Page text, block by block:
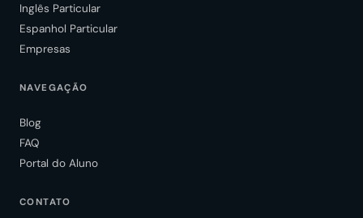
Inglês Particular
Espanhol Particular
Empresas
NAVEGAÇÃO
Blog
FAQ
Portal do Aluno
CONTATO